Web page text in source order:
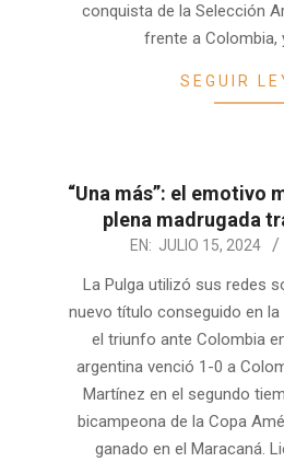
conquista de la Selección
frente a Colombia,
SEGUIR
“Una más”: el emotivo
plena madrugada
EN: JULIO 15, 2024
La Pulga utilizó sus redes
nuevo título conseguido en
el triunfo ante Colombia
argentina venció 1-0 a
Martínez en el segundo
bicampeona de la Copa
ganado en el Maracaná.